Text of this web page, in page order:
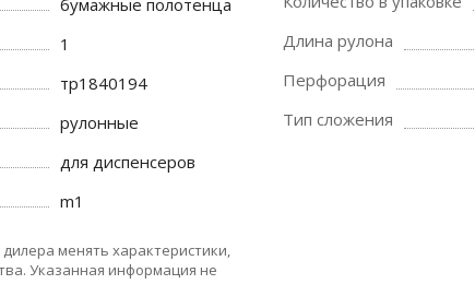
бумажные полотенца
1
тр1840194
рулонные
для диспенсеров
m1
Длина рулона
Перфорация
Тип сложения
менять характеристики,
Указанная информация не